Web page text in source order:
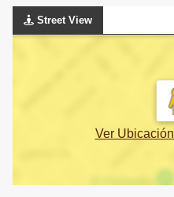
Street View
Ver Ubicación